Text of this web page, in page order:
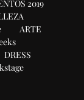
2019
ARTE
DRESS